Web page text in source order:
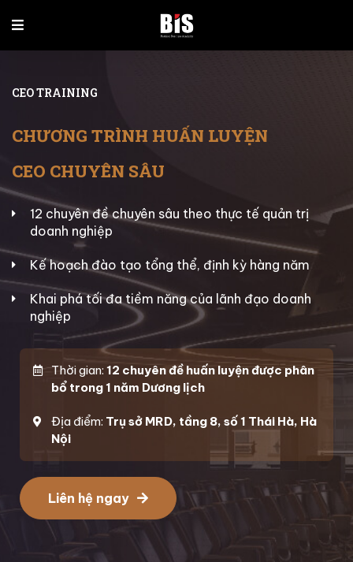
CEO TRAINING
CHƯƠNG TRÌNH HUẤN LUYỆN
CEO CHUYÊN SÂU
12 chuyên đề chuyên sâu theo thực tế quản trị
doanh nghiệp
Kế hoạch đào tạo tổng thể, định kỳ hàng năm
Khai phá tối đa tiềm năng của lãnh đạo doanh
nghiệp
Thời gian: 12 chuyên đề huấn luyện được phân
bổ trong 1 năm Dương lịch
Địa điểm: Trụ sở MRD, tầng 8, số 1 Thái Hà, Hà
Nội
Liên hệ ngay